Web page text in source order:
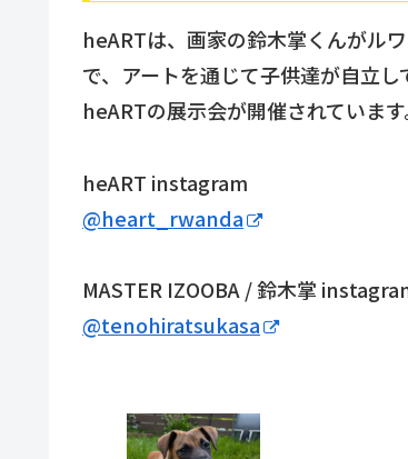
heARTは、画家の鈴木掌くんがル
で、アートを通じて子供達が自立
heARTの展示会が開催されています
heART instagram
@heart_rwanda
MASTER IZOOBA / 鈴木掌
@tenohiratsukasa